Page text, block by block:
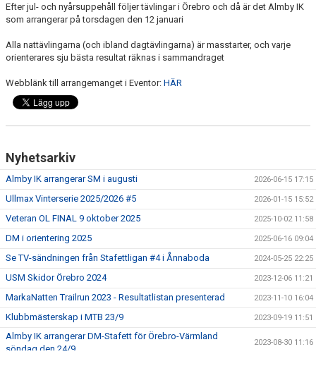
Efter jul- och nyårsuppehåll följer tävlingar i Örebro och då är det Almby IK
som arrangerar på torsdagen den 12 januari
Alla nattävlingarna (och ibland dagtävlingarna) är masstarter, och varje
orienterares sju bästa resultat räknas i sammandraget
Webblänk till arrangemanget i Eventor: HÄR
Nyhetsarkiv
Almby IK arrangerar SM i augusti 2026-06-15 17:15
Ullmax Vinterserie 2025/2026 #5 2026-01-15 15:52
Veteran OL FINAL 9 oktober 2025 2025-10-02 11:58
DM i orientering 2025 2025-06-16 09:04
Se TV-sändningen från Stafettligan #4 i Ånnaboda 2024-05-25 22:25
USM Skidor Örebro 2024 2023-12-06 11:21
MarkaNatten Trailrun 2023 - Resultatlistan presenterad 2023-11-10 16:04
Klubbmästerskap i MTB 23/9 2023-09-19 11:51
Almby IK arrangerar DM-Stafett för Örebro-Värmland
söndag den 24/9
2023-08-30 11:16